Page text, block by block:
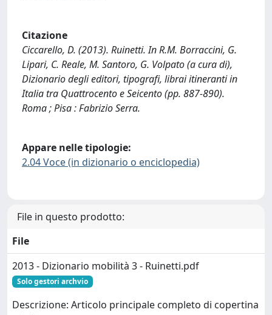
Citazione
Ciccarello, D. (2013). Ruinetti. In R.M. Borraccini, G.
Lipari, C. Reale, M. Santoro, G. Volpato (a cura di),
Dizionario degli editori, tipografi, librai itineranti in
Italia tra Quattrocento e Seicento (pp. 887-890).
Roma ; Pisa : Fabrizio Serra.
Appare nelle tipologie:
2.04 Voce (in dizionario o enciclopedia)
File in questo prodotto:
File
2013 - Dizionario mobilità 3 - Ruinetti.pdf
Solo gestori archvio
Descrizione: Articolo principale completo di copertina